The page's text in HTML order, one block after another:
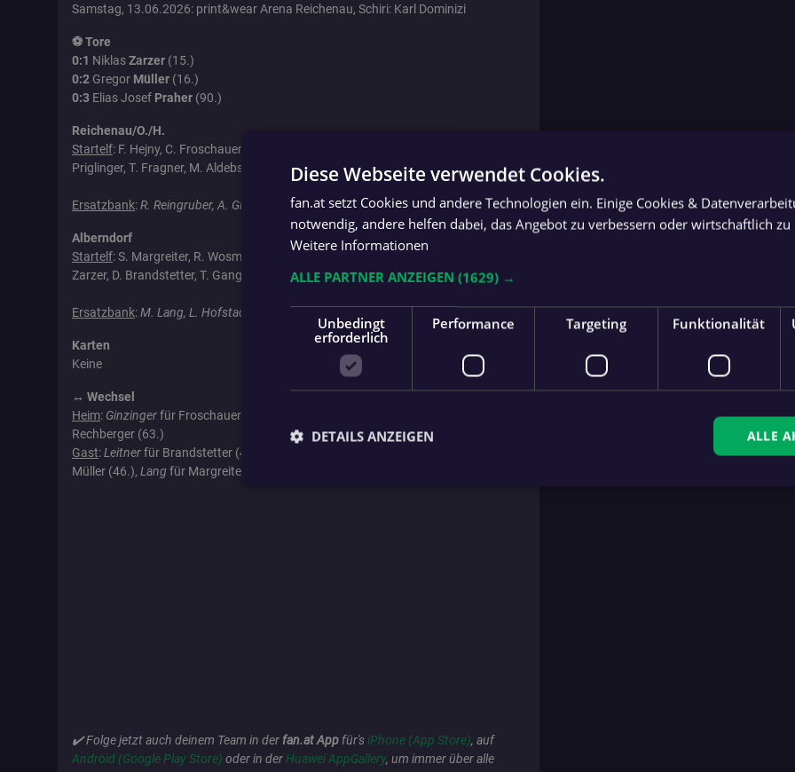
Samstag, 13.06.2026: print&wear Arena Reichenau, Schiri: Karl Dominizi
⚽ Tore
0:1 NiklasZarzer (15.)
0:2 Gregor Müller (16.)
0:3 Elias Josef Praher (90.)
Reichenau/O./H.
Startelf: F. Hejny, C. Froschauer, N. Rechberger, J. Hörzenberger, D. Froschauer, G.
Priglinger, T. Fragner, M. Aldebs, S. Smrzka, M. Hartl, S. Hanl
Ersatzbank:R. Reingruber, A. Ginzinger, R. Horner, G. Grüner
Alberndorf
Startelf: S. Margreiter, R. Wosmik, L. Leidinger, M. Rohregger, A. Neumaier, N.
Zarzer, D. Brandstetter, T. Gangl, G. Wosmik, T. Friesenecker, G. Müller
Ersatzbank:M. Lang, L. Hofstadler, J. Zaunmayr, L. Leitner, E. Praher
Karten
Keine
↔️ Wechsel
Heim: Ginzingerfür Froschauer (46.),
Rechberger (63.)
Gast:Leitnerfür Brandstetter (46.),
Müller (46.), Lang für Margreiter (65.),
✔️ Folge jetzt auch deinem Team in der fan.at App für'siPhone (App Store), auf
Android (Google Play Store) oder in der Huawei AppGallery, um immer über alle
Diese Webseite verwendet Cookies.
fan.at setzt Cookies und andere Technologien ein. Einige Cookies &
notwendig, andere helfen dabei, das Angebot zu verbessern oder wirtschaftlich zu
Weitere Informationen
ALLE PARTNER ANZEIGEN (1629) →
Unbedingt
erforderlich
Performance Targeting Funktionalität
ALLE
DETAILS ANZEIGEN
fanat_bettinggame_teaser_shown
.fan.at